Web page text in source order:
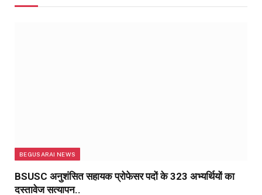
BEGUSARAI NEWS
BSUSC अनुशंसित सहायक प्रोफेसर पदों के 323 अभ्यर्थियों का
दस्तावेज सत्यापन..